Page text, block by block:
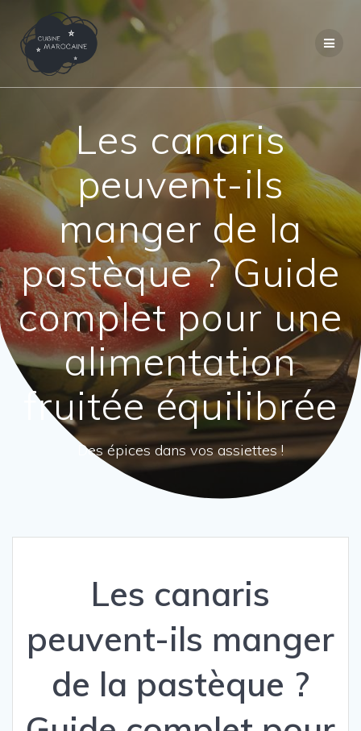
contenu
Les canaris
peuvent-ils
manger de la
pastèque ? Guide
complet pour une
alimentation
fruitée équilibrée
Des épices dans vos assiettes !
Les canaris
peuvent-ils manger
de la pastèque ?